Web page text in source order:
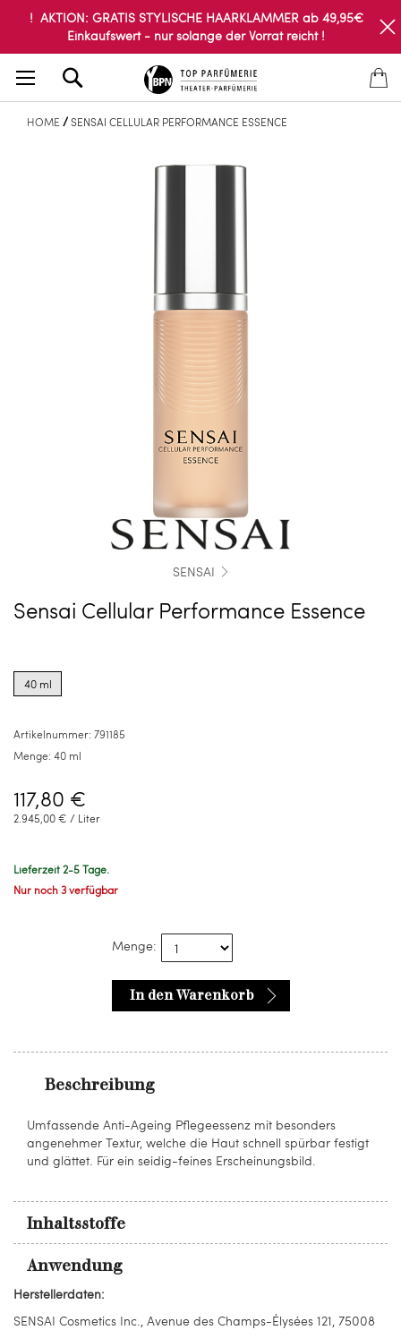
! AKTION: GRATIS STYLISCHE HAARKLAMMER ab 49,95€
Einkaufswert - nur solange der Vorrat reicht !
HOME SENSAI CELLULAR PERFORMANCE ESSENCE
SENSAI
Sensai Cellular Performance Essence
options
for40 ml
Artikelnummer: 791185
Menge: 40 ml
117,80 €
2.945,00 € / Liter
Lieferzeit 2-5 Tage.
Nur noch 3 verfügbar
Menge:
In den Warenkorb
Beschreibung
Umfassende Anti-Ageing Pflegeessenz mit besonders
angenehmer Textur, welche die Haut schnell spürbar festigt
und glättet. Für ein seidig-feines Erscheinungsbild.
Inhaltsstoffe
Anwendung
Herstellerdaten:
SENSAI Cosmetics Inc., Avenue des Champs-Élysées 121, 75008